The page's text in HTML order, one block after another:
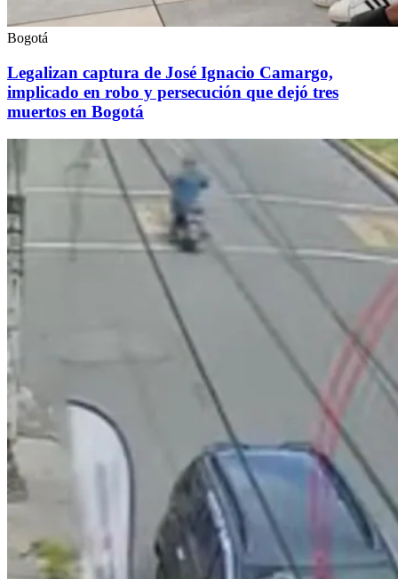
Bogotá
Legalizan captura de José Ignacio Camargo,
implicado en robo y persecución que dejó tres
muertos en Bogotá